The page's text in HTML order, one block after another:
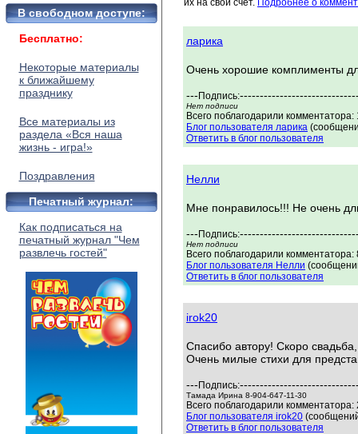
В свободном доступе:
Бесплатно:
Некоторые материалы
к ближайшему
празднику
Все материалы из
раздела «Вся наша
жизнь - игра!»
Поздравления
Печатный журнал:
Как подписаться на
печатный журнал "Чем
развлечь гостей"
их на свой счет. Подробнее о
ларика
Очень хорошие комплименты
--- Подпись:
Нет подписи
Всего поблагодарили
Блог пользователя ларика
Ответить в блог пользователя
Нелли
Мне понравилось!!! Не очень
--- Подпись:
Нет подписи
Всего поблагодарили
Блог пользователя Нелли
Ответить в блог пользователя
irok20
Спасибо автору! Скоро
Очень милые стихи для
--- Подпись:
Тамада Ирина 8-904-647-11-30
Всего поблагодарили
Блог пользователя irok20
Ответить в блог пользователя